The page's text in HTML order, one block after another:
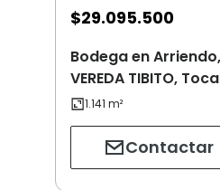
$29.095.500
Bodega en
VEREDA TIBITO,
Contactar